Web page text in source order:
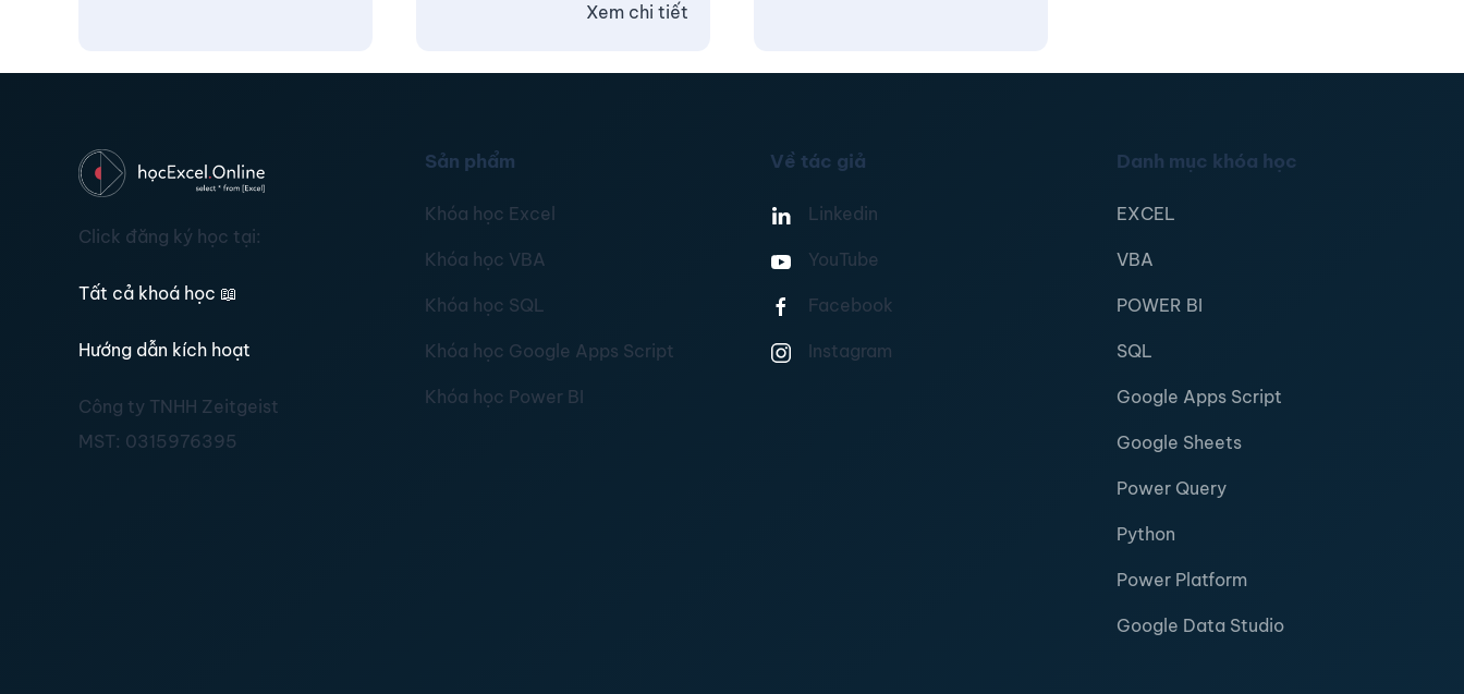
Xem chi tiết
Click đăng ký học tại:
Tất cả khoá học 📖
Hướng dẫn kích hoạt
Công ty TNHH Zeitgeist
MST: 0315976395
Sản phẩm
Khóa học Excel
Khóa học VBA
Khóa học SQL
Khóa học Google Apps Script
Khóa học Power BI
Về tác giả
Linkedin
YouTube
Facebook
Instagram
Danh mục khóa học
EXCEL
VBA
POWER BI
SQL
Google Apps Script
Google Sheets
Power Query
Python
Power Platform
Google Data Studio